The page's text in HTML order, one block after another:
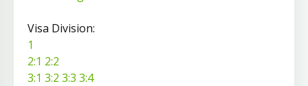
Visa Division:
1
2:1 2:2
3:1 3:2 3:3 3:4